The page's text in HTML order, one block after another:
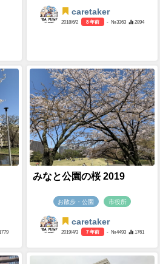
caretaker
2018/6/2 8 年前 - №3363 2894
みなと公園の桜 2019
お散歩・公園 市役所
caretaker
2019/4/3 7 年前 - №4493 1761